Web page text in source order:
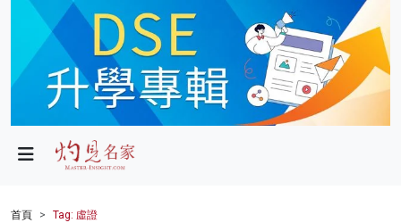
政局
財經
首頁 Tag: 虛證